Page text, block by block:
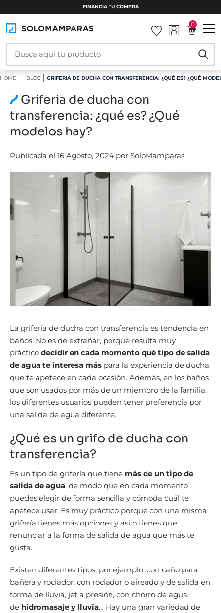
FINANCIA TU COMPRA
0
HOME BLOG GRIFERIA DE DUCHA CON TRANSFERENCIA: ¿QUÉ ES? ¿QUÉ
Griferia de ducha con
transferencia: ¿qué es? ¿Qué
modelos hay?
Publicada el 16 Agosto, 2024 por SoloMamparas.
La grifería de ducha con transferencia es tendencia en
baños. No es de extrañar, porque resulta muy
práctico decidir en cada momento qué tipo de salida
de agua te interesa más para la experiencia de ducha
que te apetece en cada ocasión. Además, en los baños
que son usados por más de un miembro de la familia,
los diferentes usuarios pueden tener preferencia por
una salida de agua diferente.
¿Qué es un grifo de ducha con
transferencia?
Es un tipo de grifería que tiene más de un tipo de
salida de agua, de modo que en cada momento
puedes elegir de forma sencilla y cómoda cuál te
apetece usar. Es muy práctico porque con una misma
grifería tienes más opciones y así o tienes que
renunciar a la forma de salida de agua que más te
gusta.
Existen diferentes tipos, por ejemplo, con caño para
bañera y rociador, con rociador o aireado y de salida en
forma de lluvia, jet a presión, con chorro de agua
de hidromasaje y lluvia… Hay una gran variedad de